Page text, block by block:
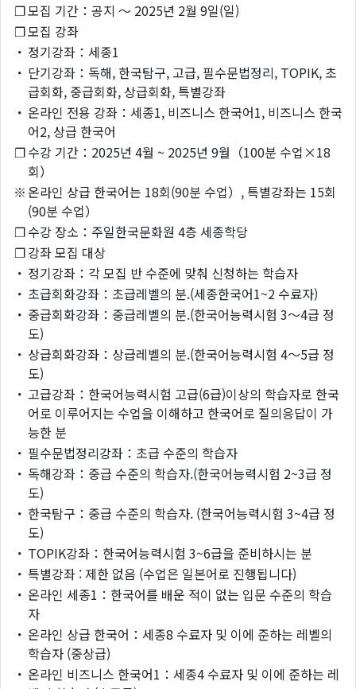
❐모집 기간：공지 ～ 2025년 2월 9일(일)
❐모집 강좌
・ 정기강좌：세종1
・ 단기강좌：독해, 한국탐구, 고급, 필수문법정리, TOPIK, 초
급회화, 중급회화, 상급회화, 특별강좌
・ 온라인 전용 강좌：세종1, 비즈니스 한국어1, 비즈니스 한국
어2, 상급 한국어
❐수강 기간：2025년 4월 ~ 2025년 9월（100분 수업×18
회）
※ 온라인 상급 한국어는 18회(90분 수업）, 특별강좌는 15회
(90분 수업）
❐수강 장소：주일한국문화원 4층 세종학당
❐강좌 모집 대상
・ 정기강좌：각 모집 반 수준에 맞춰 신청하는 학습자
・ 초급회화강좌：초급레벨의 분.(세종한국어1~2 수료자)
・ 중급회화강좌：중급레벨의 분.(한국어능력시험 3～4급 정
도)
・ 상급회화강좌：상급레벨의 분.(한국어능력시험 4～5급 정
도)
・ 고급강좌：한국어능력시험 고급(6급)이상의 학습자로 한국
어로 이루어지는 수업을 이해하고 한국어로 질의응답이 가
능한 분
・ 필수문법정리강좌：초급 수준의 학습자
・ 독해강좌：중급 수준의 학습자.(한국어능력시험 2~3급 정
도)
・ 한국탐구：중급 수준의 학습자. (한국어능력시험 3~4급 정
도)
・ TOPIK강좌：한국어능력시험 3~6급을 준비하시는 분
・ 특별강좌 : 제한 없음 (수업은 일본어로 진행됩니다)
・ 온라인 세종1：한국어를 배운 적이 없는 입문 수준의 학습
자
・ 온라인 상급 한국어：세종8 수료자 및 이에 준하는 레벨의
학습자 (중상급)
・ 온라인 비즈니스 한국어1：세종4 수료자 및 이에 준하는 레